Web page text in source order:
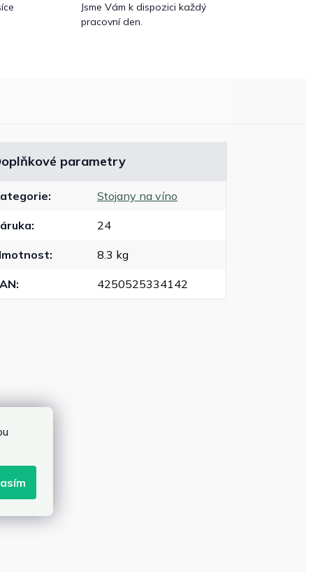
Jsme Vám k dispozici každý
pracovní den.
parametry
: Stojany na víno
: 24
: 8.3 kg
: 4250525334142